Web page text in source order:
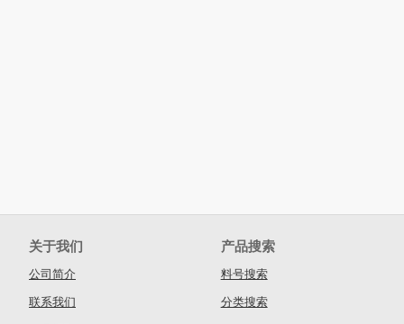
关于我们
公司简介
联系我们
产品搜索
料号搜索
分类搜索